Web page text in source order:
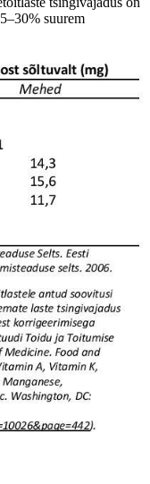
suurem